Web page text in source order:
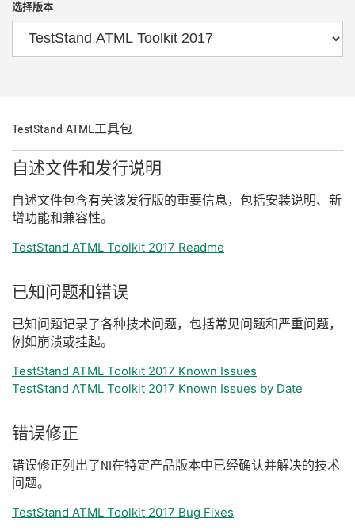
选择版本
TestStand ATML工具包
自述文件和发行说明
自述文件包含有关该发行版的重要信息， 包括安装说明、 新
增功能和兼容性。
TestStand ATML Toolkit 2017 Readme
已知问题和错误
已知问题记录了各种技术问题， 包括常见问题和严重问题，
例如崩溃或挂起。
TestStand ATML Toolkit 2017 Known Issues
TestStand ATML Toolkit 2017 Known Issues by Date
错误修正
错误修正列出了NI在特定产品版本中已经确认并解决的技术
问题。
TestStand ATML Toolkit 2017 Bug Fixes